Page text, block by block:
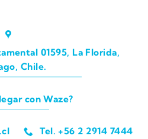
01595, La Florida,
Chile.
con Waze?
Tel. +56 2 2914 7444